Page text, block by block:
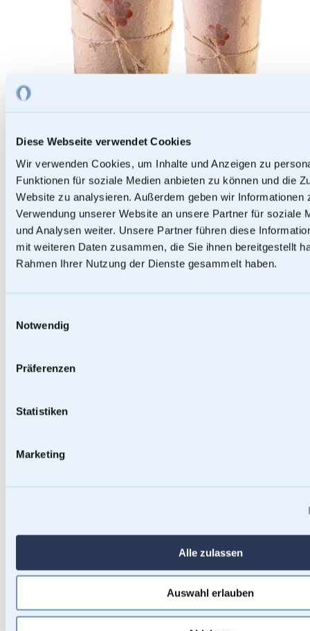
Diese Webseite verwendet Cookies
Wir verwenden Cookies, um Inhalte und Anzeigen zu
Funktionen für soziale Medien anbieten zu können und die
Website zu analysieren. Außerdem geben wir Informationen
Verwendung unserer Website an unsere Partner für soziale
und Analysen weiter. Unsere Partner führen diese
mit weiteren Daten zusammen, die Sie ihnen bereitgestellt
Rahmen Ihrer Nutzung der Dienste gesammelt haben.
Notwendig
Präferenzen
Statistiken
Marketing
Alle zulassen
Auswahl erlauben
Papierurnen
Baumstammurnen